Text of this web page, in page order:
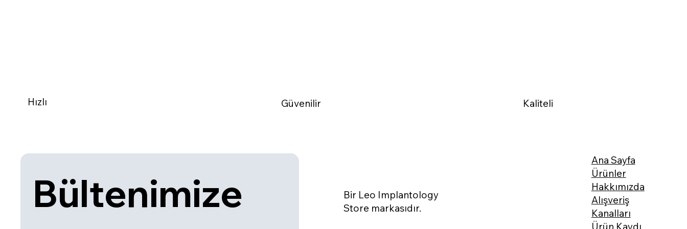
Bültenimize
Bir Leo Implantology
Store markasıdır.
Ana Sayfa
Ürünler
Hakkımızda
Alışveriş
Kanalları
Ürün Kaydı
Hızlı Güvenilir Kaliteli